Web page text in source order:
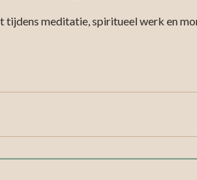
meditatie, spiritueel werk en